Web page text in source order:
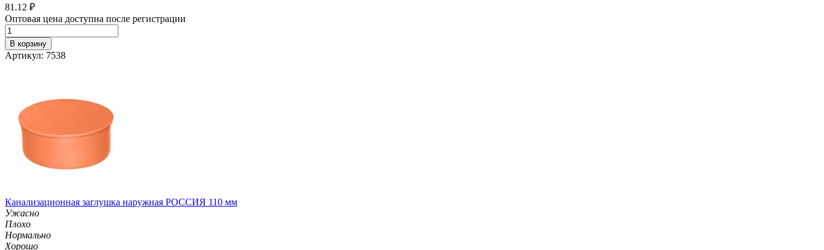
81.12 ₽
Оптовая цена доступна после регистрации
В корзину
Артикул: 7538
Канализационная заглушка наружная РОССИЯ 110 мм
Ужасно
Плохо
Нормально
Хорошо